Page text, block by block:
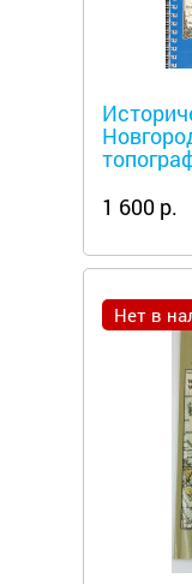
1 600 р.
Нет в